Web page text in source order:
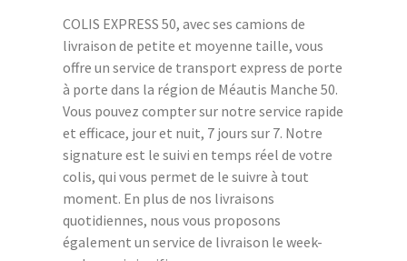
COLIS EXPRESS 50, avec ses camions de
livraison de petite et moyenne taille, vous
offre un service de transport express de porte
à porte dans la région de Méautis Manche 50.
Vous pouvez compter sur notre service rapide
et efficace, jour et nuit, 7 jours sur 7. Notre
signature est le suivi en temps réel de votre
colis, qui vous permet de le suivre à tout
moment. En plus de nos livraisons
quotidiennes, nous vous proposons
également un service de livraison le week-